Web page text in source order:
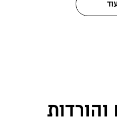
והורדות